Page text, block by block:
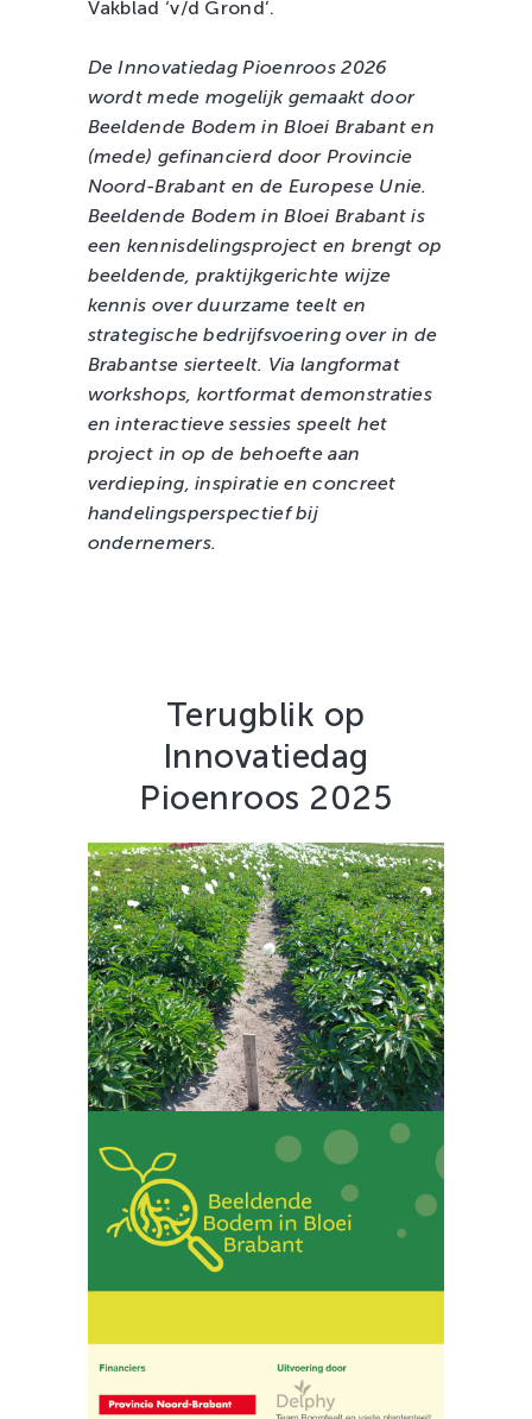
Vakblad ‘v/d Grond’.
De Innovatiedag Pioenroos 2026
wordt mede mogelijk gemaakt door
Beeldende Bodem in Bloei Brabant en
(mede) gefinancierd door Provincie
Noord-Brabant en de Europese Unie.
Beeldende Bodem in Bloei Brabant is
een kennisdelingsproject en brengt op
beeldende, praktijkgerichte wijze
kennis over duurzame teelt en
strategische bedrijfsvoering over in de
Brabantse sierteelt. Via langformat
workshops, kortformat demonstraties
en interactieve sessies speelt het
project in op de behoefte aan
verdieping, inspiratie en concreet
handelingsperspectief bij
ondernemers.
Terugblik op
Innovatiedag
Pioenroos 2025